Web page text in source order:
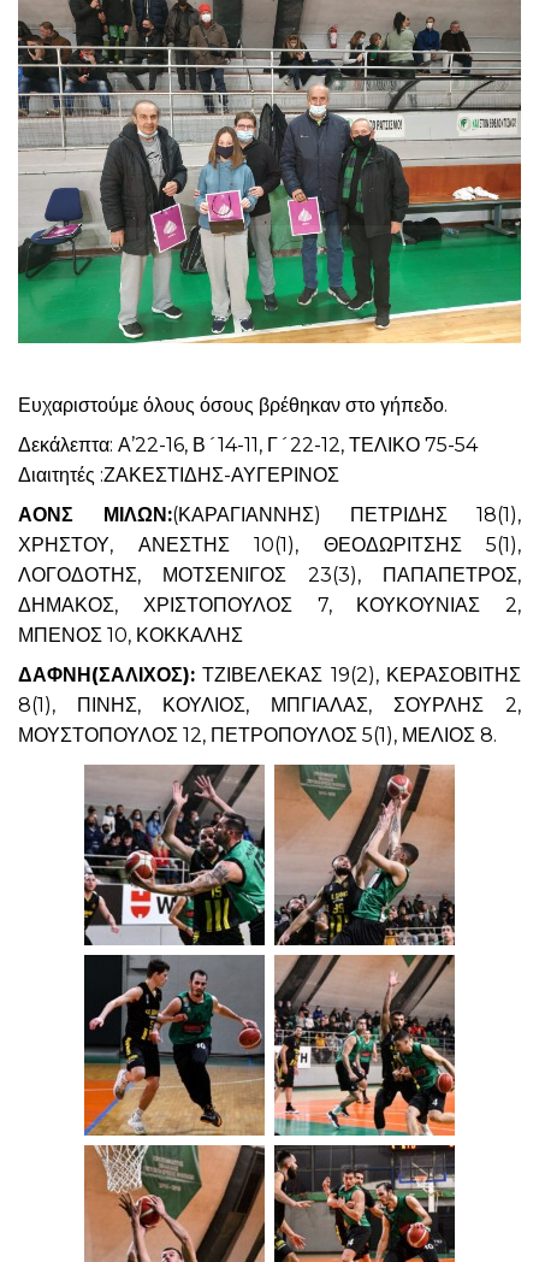
Ευχαριστούμε όλους όσους βρέθηκαν στο γήπεδο.
Δεκάλεπτα: Α’22-16, Β´14-11, Γ´22-12, ΤΕΛΙΚΟ 75-54
Διαιτητές :ΖΑΚΕΣΤΙΔΗΣ-ΑΥΓΕΡΙΝΟΣ
ΑΟΝΣ ΜΙΛΩΝ:(ΚΑΡΑΓΙΑΝΝΗΣ) ΠΕΤΡΙΔΗΣ 18(1),
ΧΡΗΣΤΟΥ, ΑΝΕΣΤΗΣ 10(1), ΘΕΟΔΩΡΙΤΣΗΣ 5(1),
ΛΟΓΟΔΟΤΗΣ, ΜΟΤΣΕΝΙΓΟΣ 23(3), ΠΑΠΑΠΕΤΡΟΣ,
ΔΗΜΑΚΟΣ, ΧΡΙΣΤΟΠΟΥΛΟΣ 7, ΚΟΥΚΟΥΝΙΑΣ 2,
ΜΠΕΝΟΣ 10, ΚΟΚΚΑΛΗΣ
ΔΑΦΝΗ(ΣΑΛΙΧΟΣ): ΤΖΙΒΕΛΕΚΑΣ 19(2), ΚΕΡΑΣΟΒΙΤΗΣ
8(1), ΠΙΝΗΣ, ΚΟΥΛΙΟΣ, ΜΠΓΙΑΛΑΣ, ΣΟΥΡΛΗΣ 2,
ΜΟΥΣΤΟΠΟΥΛΟΣ 12, ΠΕΤΡΟΠΟΥΛΟΣ 5(1), ΜΕΛΙΟΣ 8.